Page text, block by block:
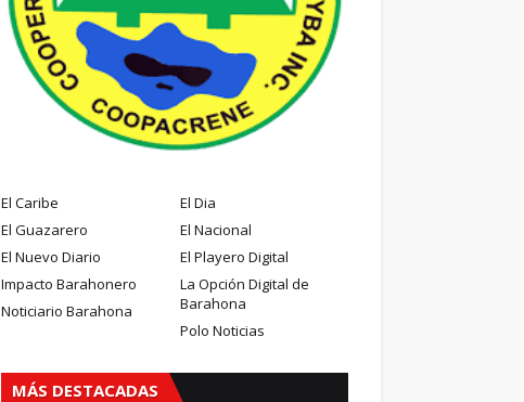
El Caribe
El Dia
El Guazarero
El Nacional
El Nuevo Diario
El Playero Digital
Impacto Barahonero
La Opción Digital de
Barahona
Noticiario Barahona
Polo Noticias
MÁS DESTACADAS